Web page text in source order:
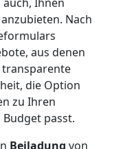
Nach
aus denen
transparente
die Option
zu Ihren
passt.
Beiladung von